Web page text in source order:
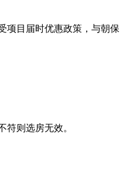
项目届时优惠政策，与朝保
则选房无效。